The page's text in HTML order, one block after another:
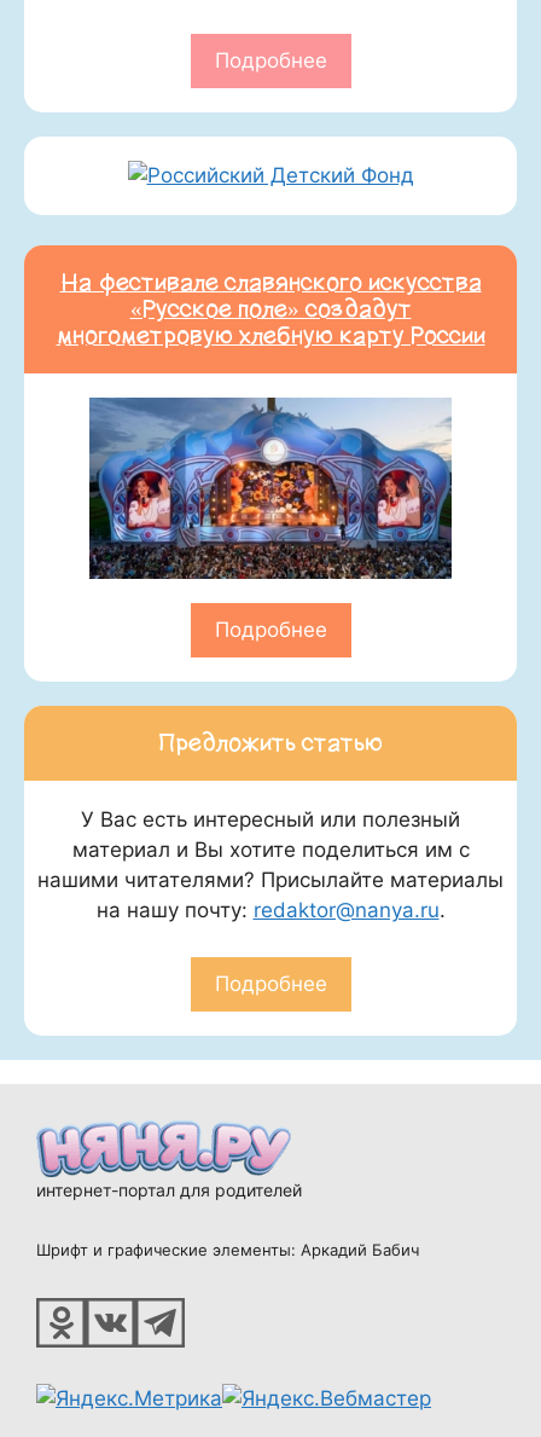
Подробнее
На фестивале славянского искусства
«Русское поле» создадут
многометровую хлебную карту России
Подробнее
Предложить статью
У Вас есть интересный или полезный
материал и Вы хотите поделиться им с
нашими читателями? Присылайте материалы
на нашу почту: redaktor@nanya.ru.
Подробнее
интернет-портал для родителей
Шрифт и графические элементы: Аркадий Бабич